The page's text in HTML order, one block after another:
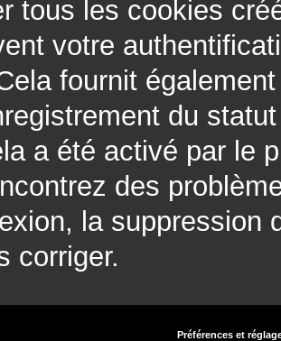
tous les cookies
votre
fournit
du
a été activé par le
des
la suppression
corriger.
Préférences et